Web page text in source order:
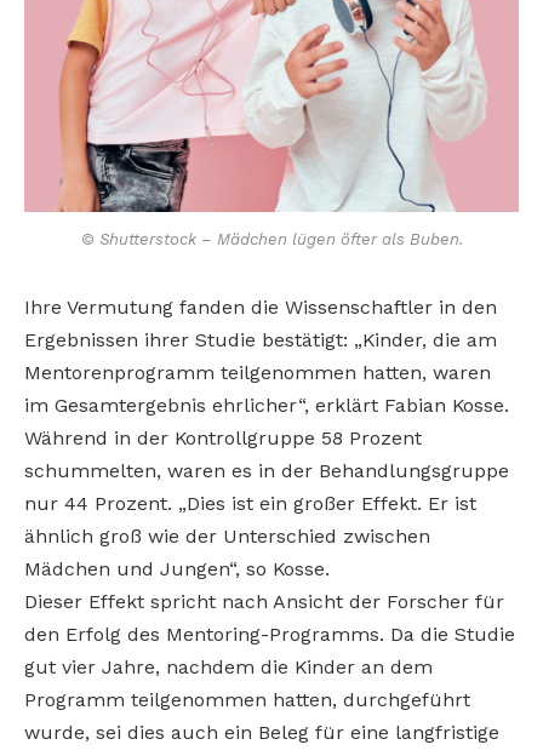
© Shutterstock – Mädchen lügen öfter als Buben.
Ihre Vermutung fanden die Wissenschaftler in den
Ergebnissen ihrer Studie bestätigt: „Kinder, die am
Mentorenprogramm teilgenommen hatten, waren
im Gesamtergebnis ehrlicher“, erklärt Fabian Kosse.
Während in der Kontrollgruppe 58 Prozent
schummelten, waren es in der Behandlungsgruppe
nur 44 Prozent. „Dies ist ein großer Effekt. Er ist
ähnlich groß wie der Unterschied zwischen
Mädchen und Jungen“, so Kosse.
Dieser Effekt spricht nach Ansicht der Forscher für
den Erfolg des Mentoring-Programms. Da die Studie
gut vier Jahre, nachdem die Kinder an dem
Programm teilgenommen hatten, durchgeführt
wurde, sei dies auch ein Beleg für eine langfristige